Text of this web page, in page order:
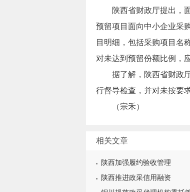
陕西省财政厅提出，面
预留项目面向中小企业采
目明细，包括采购项目名
对未达到预留份额比例，
据了解，陕西省财政厅
行督导检查，并对未按要
（宗禾）
相关文章
陕西加强履约验收管理
陕西推进政采信用融资